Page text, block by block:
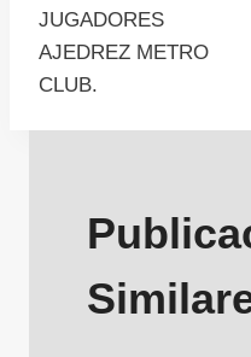
JUGADORES
AJEDREZ METRO
CLUB.